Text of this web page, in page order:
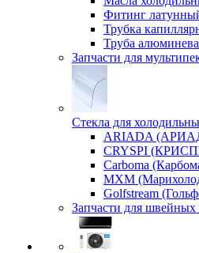
Фитинг
Трубка
Труба
Запчасти для
Стекла для
ARIADA
CRYSPI
Carboma
MXM
Golfstream
Запчасти для